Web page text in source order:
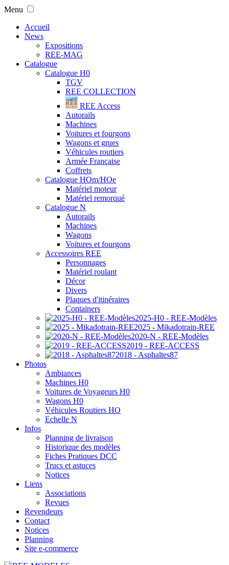
Menu
Accueil
News
Expositions
REE-MAG
Catalogue
Catalogue H0
TGV
REE COLLECTION
REE Access
Autorails
Machines
Voitures et fourgons
Wagons et grues
Véhicules routiers
Armée Française
Coffrets
Catalogue HOm/HOe
Matériel moteur
Matériel remorqué
Catalogue N
Autorails
Machines
Wagons
Voitures et fourgons
Accessoires REE
Personnages
Matériel roulant
Décor
Divers
Plaques d'itinéraires
Containers
2025-H0 - REE-Modèles
2025 - Mikadotrain-REE
2020-N - REE-Modèles
2019 - REE-ACCESS
2018 - Asphaltes87
Photos
Ambiances
Machines H0
Voitures de Voyageurs H0
Wagons H0
Véhicules Routiers HO
Echelle N
Infos
Planning de livraison
Historique des modèles
Fiches Pratiques DCC
Trucs et astuces
Notices
Liens
Associations
Revues
Revendeurs
Contact
Notices
Planning
Site e-commerce